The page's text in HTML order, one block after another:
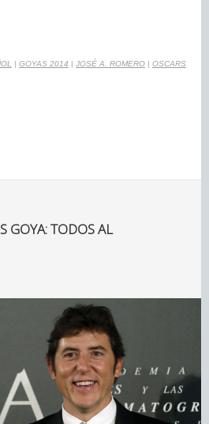
| GOYAS 2014 | JOSÉ A. ROMERO | OSCARS
GOYA: TODOS AL